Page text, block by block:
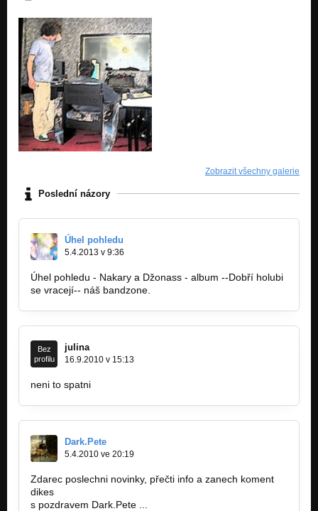
Zobrazit všechny galerie
Poslední názory
Úhel pohledu
5.4.2013 v 9:36
Úhel pohledu - Nakary a Džonass - album --Dobří holubi
se vracejí-- náš bandzone.
Bez
profilu
julina
16.9.2010 v 15:13
neni to spatni
Dark.Pete
5.4.2010 ve 20:19
Zdarec poslechni novinky, přečti info a zanech koment
dikes
s pozdravem Dark.Pete ...